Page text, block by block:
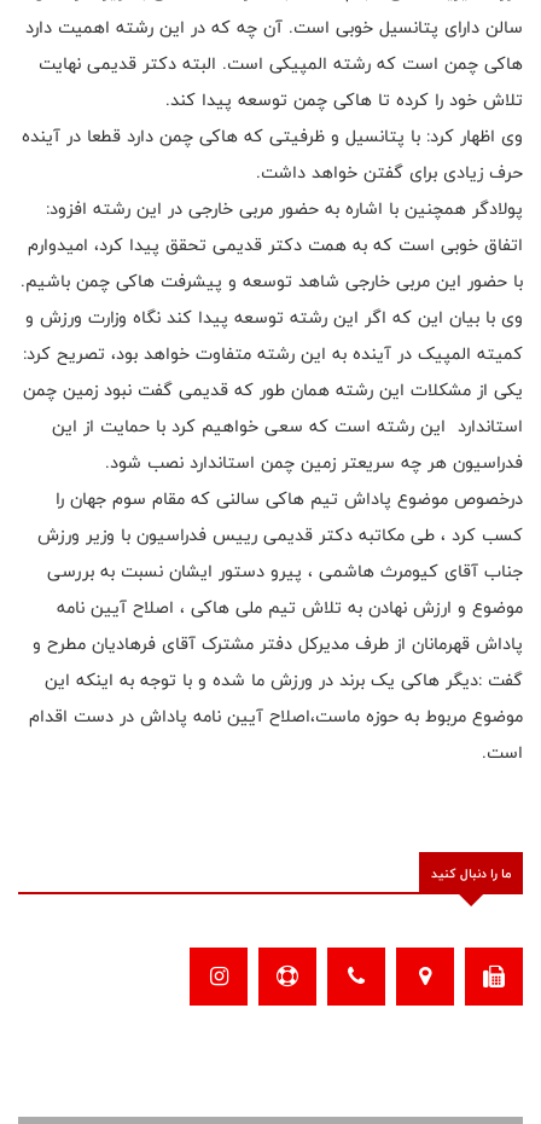
سالن دارای پتانسیل خوبی است. آن چه که در این رشته اهمیت دارد
هاکی چمن است که رشته المپیکی است. البته دکتر قدیمی نهایت
تلاش خود را کرده تا هاکی چمن توسعه پیدا کند.
وی اظهار کرد: با پتانسیل و ظرفیتی که هاکی چمن دارد قطعا در آینده
حرف زیادی برای گفتن خواهد داشت.
پولادگر همچنین با اشاره به حضور مربی خارجی در این رشته افزود:
اتفاق خوبی است که به همت دکتر قدیمی تحقق پیدا کرد، امیدوارم
با حضور این مربی خارجی شاهد توسعه و پیشرفت هاکی چمن باشیم.
وی با بیان این که اگر این رشته توسعه پیدا کند نگاه وزارت ورزش و
کمیته المپیک در آینده به این رشته متفاوت خواهد بود، تصریح کرد:
یکی از مشکلات این رشته همان طور که قدیمی گفت نبود زمین چمن
استاندارد این رشته است که سعی خواهیم کرد با حمایت از این
فدراسیون هر چه سریعتر زمین چمن استاندارد نصب شود.
درخصوص موضوع پاداش تیم هاکی سالنی که مقام سوم جهان را
کسب کرد ، طی مکاتبه دکتر قدیمی رییس فدراسیون با وزیر ورزش
جناب آقای کیومرث هاشمی ، پیرو دستور ایشان نسبت به بررسی
موضوع و ارزش نهادن به تلاش تیم ملی هاکی ، اصلاح آیین نامه
پاداش قهرمانان از طرف مدیرکل دفتر مشترک آقای فرهادیان مطرح و
گفت :دیگر هاکی یک برند در ورزش ما شده و با توجه به اینکه این
موضوع مربوط به حوزه ماست،اصلاح آیین نامه پاداش در دست اقدام
است.
ما را دنبال کنید